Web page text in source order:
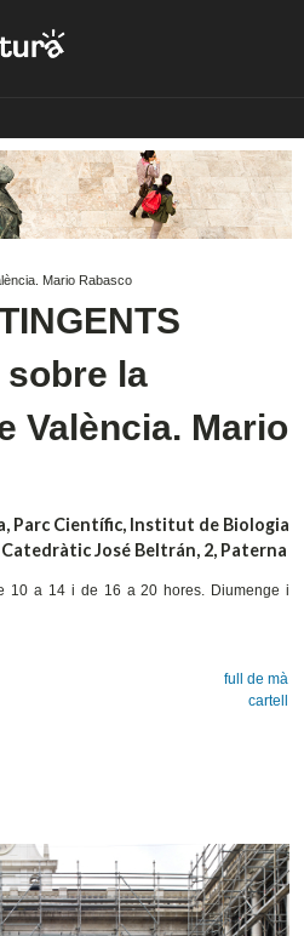
Mario Rabasco
la
València. Mario
Parc Científic, Institut de Biologia
José Beltrán, 2, Paterna
10 a 14 i de 16 a 20 hores. Diumenge i
full de mà
cartell